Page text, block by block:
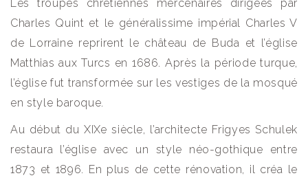
Les troupes chrétiennes mercenaires dirigées par
Charles Quint et le généralissime impérial Charles V
de Lorraine reprirent le château de Buda et l’église
Matthias aux Turcs en 1686. Après la période turque,
l’église fut transformée sur les vestiges de la mosqué
en style baroque.
Au début du XIXe siècle, l’architecte Frigyes Schulek
restaura l’église avec un style néo-gothique entre
1873 et 1896. En plus de cette rénovation, il créa le